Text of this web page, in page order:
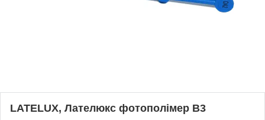
LATELUX, Лателюкс фотополімер B3